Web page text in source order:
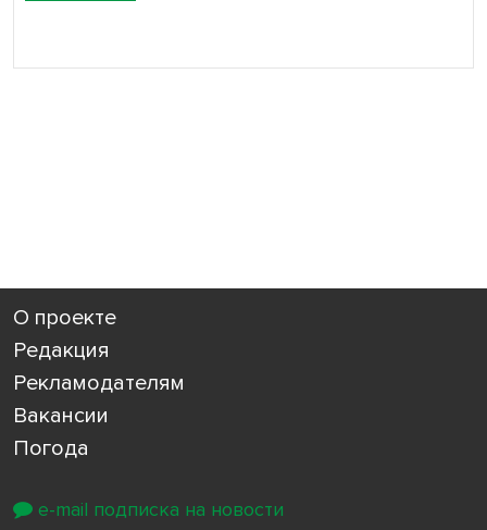
О проекте
Редакция
Рекламодателям
Вакансии
Погода
e-mail подписка на новости